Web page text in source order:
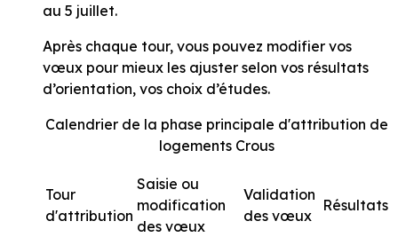
au 5 juillet.
Après chaque tour, vous pouvez modifier vos
vœux pour mieux les ajuster selon vos résultats
d’orientation, vos choix d’études.
Calendrier de la phase principale d'attribution de
logements Crous
Tour
d'attribution
Saisie ou
modification
des vœux
Validation
des vœux
Résultats